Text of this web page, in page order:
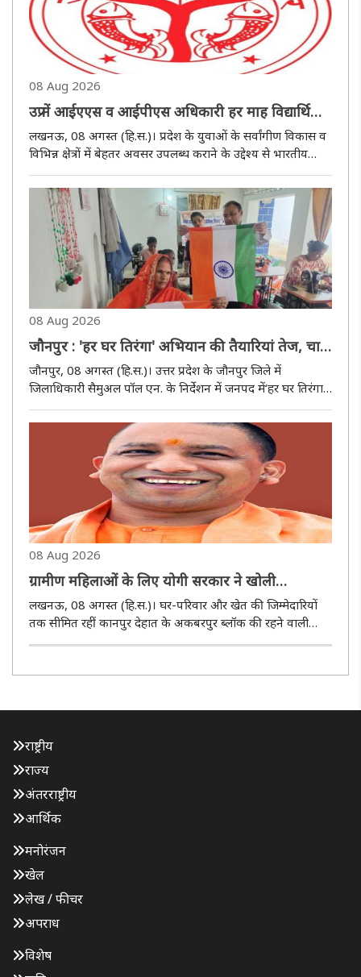
08 Aug 2026
उप्र में आईएएस व आईपीएस अधिकारी हर माह विद्यार्थियों
से करेंगे संवाद
लखनऊ, 08 अगस्त (हि.स.)। प्रदेश के युवाओं के सर्वांगीण विकास व
विभिन्न क्षेत्रों में बेहतर अवसर उपलब्ध कराने के उद्देश्य से भारतीय
अधिकारी इंटरमीडिएट स्तर के विद्यार्थियों के साथ नियमित ..
08 Aug 2026
जौनपुर : 'हर घर तिरंगा' अभियान की तैयारियां तेज, चार
लाख से अधिक तिरंगों की सिलाई पूरी
जौनपुर, 08 अगस्त (हि.स.)। उत्तर प्रदेश के जौनपुर जिले में
जिलाधिकारी सैमुअल पॉल एन. के निर्देशन में जनपद में‘हर घर तिरंगा
हैं। अभियान के तहत जिले के सभी विकास खंडों में स्वयं सहायता
08 Aug 2026
ग्रामीण महिलाओं के लिए योगी सरकार ने खोली
आत्मनिर्भरता की राह
लखनऊ, 08 अगस्त (हि.स.)। घर-परिवार और खेत की जिम्मेदारियों
तक सीमित रहीं कानपुर देहात के अकबरपुर ब्लॉक की रहने वाली
श्वेता ने पिछल..
राष्ट्रीय
राज्य
अंतरराष्ट्रीय
आर्थिक
मनोरंजन
खेल
लेख / फीचर
अपराध
विशेष